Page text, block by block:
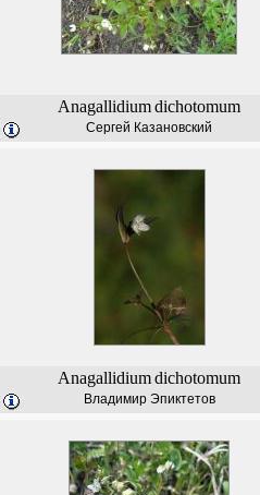
Anagallidiumdichotomum
Сергей Казановский
Anagallidiumdichotomum
Владимир Эпиктетов